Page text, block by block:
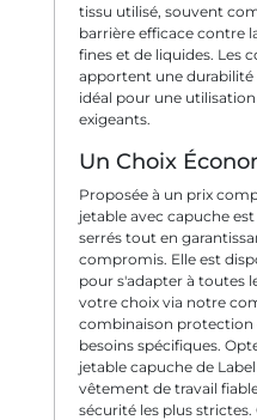
tissu utilisé, souvent
barrière efficace contre
fines et de liquides. Les
apportent une
idéal pour une
exigeants.
Un Choix
Proposée à un prix
jetable avec capuche
serrés tout en
compromis. Elle est
pour s'adapter à toutes
votre choix via notre
combinaison protection
besoins spécifiques.
jetable capuche de
vêtement de travail
sécurité les plus